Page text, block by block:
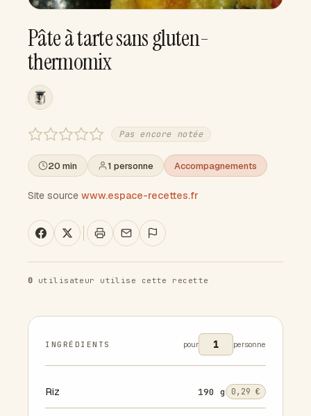
Pâte à tarte sans gluten-
thermomix
Pas encore notée
20 min 1 personne Accompagnements
Site source www.espace-recettes.fr
0 utilisateur utilise cette recette
INGRÉDIENTS pour personne
Riz 190 g 0,29 €